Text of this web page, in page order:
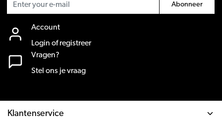
Abonneer
Account
Login of registreer
Vragen?
Stel ons je vraag
Klantenservice